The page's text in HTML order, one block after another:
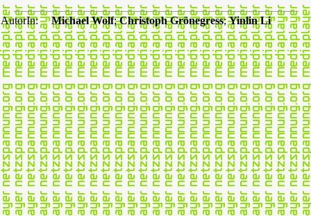
AutorIn: Michael Wolf;Christoph Grönegress;Yinlin Li